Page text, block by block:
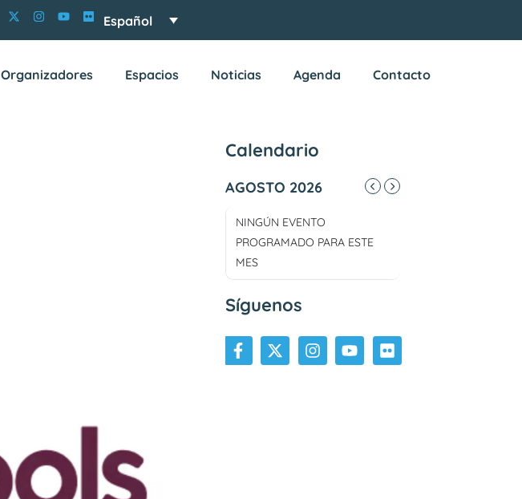
Español
Organizadores Espacios Noticias Agenda Contacto
Calendario
AGOSTO 2026
NINGÚN EVENTO
PROGRAMADO PARA ESTE
MES
Síguenos